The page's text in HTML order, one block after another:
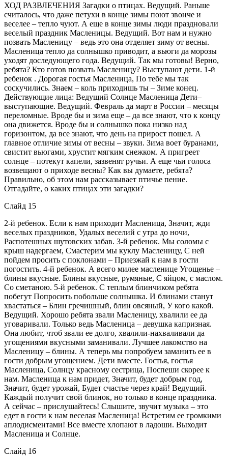
ХОД РАЗВЛЕЧЕНИЯ Загадки о птицах. Ведущий. Раньше
считалось, что даже петухи в конце зимы поют звонче и
веселее – тепло чуют. А еще в конце зимы люди праздновали
веселый праздник Масленицы. Ведущий. Вот нам и нужно
позвать Масленицу – ведь это она отделяет зиму от весны.
Масленица тепло да солнышко приводит, а вьюги да морозы
уходят доследующего года. Ведущий. Так мы готовы! Верно,
ребята? Кто готов позвать Масленицу? Выступают дети. 1-й
ребенок . Дорогая гостья Масленица, По тебе мы так
соскучились. Знаем – коль приходишь ты – Зиме конец.
Действующие лица: Ведущий Солнце Масленица Дети–
выступающие. Ведущий. Февраль да март в России – месяцы
переломные. Вроде бы и зима еще – да все знают, что к концу
она движется. Вроде бы и солнышко пока низко над
горизонтом, да все знают, что день на прирост пошел. А
главное отличие зимы от весны – звуки. Зима воет буранами,
свистит вьюгами, хрустит мягким снежком. А пригреет
солнце – потекут капели, зазвенят ручьи. А еще чьи голоса
возвещают о приходе весны? Как вы думаете, ребята?
Правильно, об этом нам рассказывает птичье пение.
Отгадайте, о каких птицах эти загадки?
Слайд 15
2-й ребенок. Если к нам приходит Масленица, Значит, жди
веселых праздников, Удалых веселий с утра до ночи,
Распотешных шутовских забав. 3-й ребенок. Мы соломы с
крыш надергаем, Смастерим мы куклу Масленицу, С ней
пойдем просить с поклонами – Приезжай к нам в гости
погостить. 4-й ребенок. А всего милее масленице Угощенье –
блины вкусные. Блины вкусные, румяные, С яйцом, с маслом.
Со сметаною. 5-й ребенок. С теплым блинчиком ребята
побегут Попросить побольше солнышка. И блинами станут
хвастаться – Блин гречишный, блин овсяный, У кого какой.
Ведущий. Хорошо ребята звали Масленицу, хвалили ее да
уговаривали. Только ведь Масленица – девушка капризная.
Она любит, чтоб звали ее долго, хвалили-нахваливали да
угощениями вкусными заманивали. Лучшее лакомство на
Масленицу – блины. А теперь мы попробуем заманить ее в
гости добрым угощением. Дети вместе. Гостья, гостья
Масленица, Солнцу красному сестрица, Поспеши скорее к
нам. Масленица к нам придет, Значит, будет добрым год,
Значит, будет урожай, Будет счастье через край! Ведущий.
Каждый получит свой блинок, но только в конце праздника.
А сейчас – прислушайтесь! Слышите, звучит музыка – это
едет в гости к нам веселая Масленица! Встретим ее громкими
аплодисментами! Все вместе хлопают в ладоши. Выходит
Масленица и Солнце.
Слайд 16